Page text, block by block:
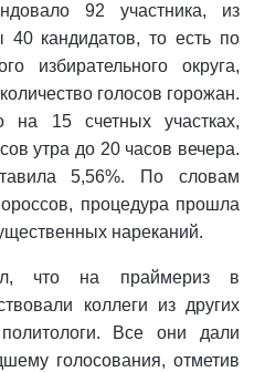
92 участника, из
кандидатов, то есть по
избирательного округа,
голосов горожан.
на 15 счетных участках,
утра до 20 часов вечера.
5,56%. По словам
процедура прошла
нареканий.
что на праймериз в
коллеги из других
Все они дали
голосования, отметив